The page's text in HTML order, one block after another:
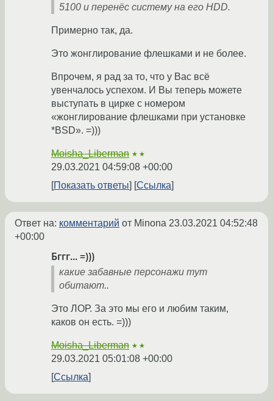
5100 и перенёс систему на его HDD.
Примерно так, да.
Это жонглирование флешками и не более.
Впрочем, я рад за то, что у Вас всё
увенчалось успехом. И Вы теперь можете
выступать в цирке с номером
«жонглирование флешками при установке
*BSD». =)))
Moisha_Liberman ★★
29.03.2021 04:59:08 +00:00
Показать ответы
Ссылка
Ответ на: комментарий от Minona 23.03.2021 04:52:48
+00:00
Бггг... =)))
какие забавные персонажи тут
обитают..
Это ЛОР. За это мы его и любим таким,
каков он есть. =)))
Moisha_Liberman ★★
29.03.2021 05:01:08 +00:00
Ссылка